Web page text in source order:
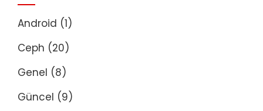
Android (1)
Ceph (20)
Genel (8)
Güncel (9)